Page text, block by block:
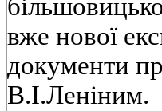
вже нової
документи
В.I.Ленiним.